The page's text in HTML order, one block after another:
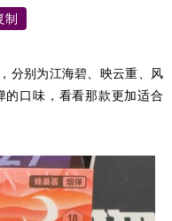
制
分别为江海碧、映云重、风
的口味，看看那款更加适合